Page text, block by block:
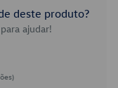
deste produto?
ajudar!